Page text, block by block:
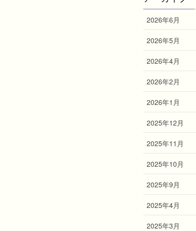
2026年6月
2026年5月
2026年4月
2026年2月
2026年1月
2025年12月
2025年11月
2025年10月
2025年9月
2025年4月
2025年3月